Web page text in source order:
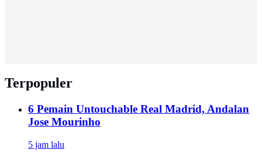
Terpopuler
6 Pemain Untouchable Real Madrid, Andalan
Jose Mourinho
5 jam lalu